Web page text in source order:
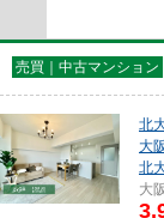
売買｜中古マンション
北
大
北
大